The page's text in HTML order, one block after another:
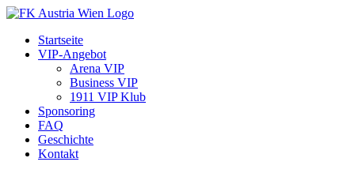
Startseite
VIP-Angebot
Arena VIP
Business VIP
1911 VIP Klub
Sponsoring
FAQ
Geschichte
Kontakt